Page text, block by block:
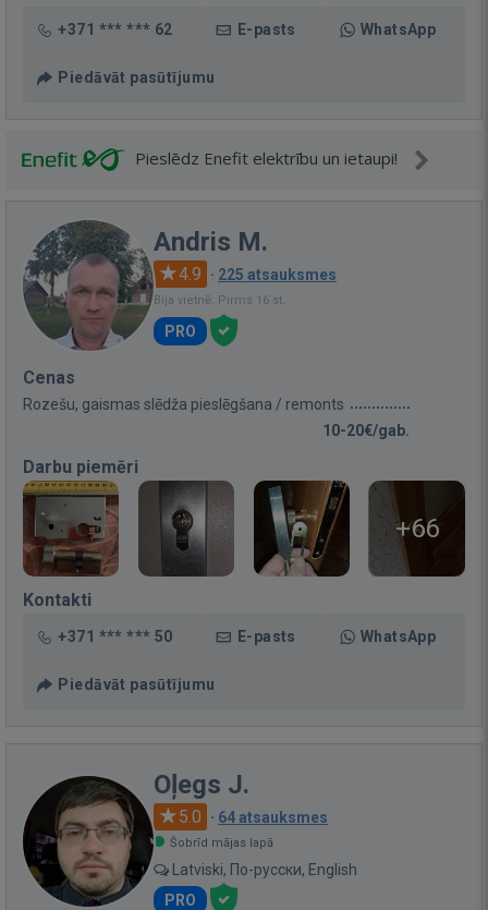
+371 *** *** 62 E-pasts WhatsApp
Piedāvāt pasūtījumu
Pieslēdz Enefit elektrību un ietaupi!
Andris M.
4.9 · 225 atsauksmes
Bija vietnē: Pirms 16 st.
PRO
Cenas
Rozešu, gaismas slēdža pieslēgšana / remonts
10-20€/gab.
Darbu piemēri
+66
Kontakti
+371 *** *** 50 E-pasts WhatsApp
Piedāvāt pasūtījumu
Oļegs J.
5.0 · 64 atsauksmes
Šobrīd mājas lapā
Latviski, По-русски, English
PRO